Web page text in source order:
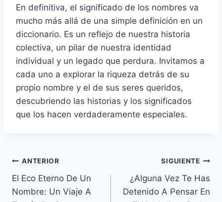
En definitiva, el significado de los nombres va
mucho más allá de una simple definición en un
diccionario. Es un reflejo de nuestra historia
colectiva, un pilar de nuestra identidad
individual y un legado que perdura. Invitamos a
cada uno a explorar la riqueza detrás de su
propio nombre y el de sus seres queridos,
descubriendo las historias y los significados
que los hacen verdaderamente especiales.
Navegación
de
ANTERIOR
El Eco Eterno De Un
Nombre: Un Viaje A
SIGUIENTE
¿Alguna Vez Te Has
Detenido A Pensar En